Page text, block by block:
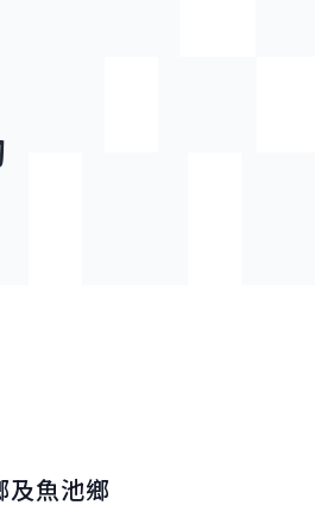
及魚池鄉